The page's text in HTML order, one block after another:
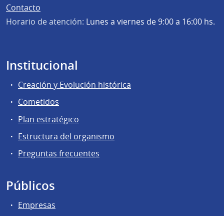
Contacto
Horario de atención: Lunes a viernes de 9:00 a 16:00 hs.
Institucional
Creación y Evolución histórica
Cometidos
Plan estratégico
Estructura del organismo
Preguntas frecuentes
Públicos
Empresas